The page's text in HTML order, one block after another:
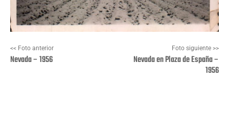
<< Foto anterior
Nevada – 1956
Foto siguiente >>
Nevada en Plaza de España –
1956